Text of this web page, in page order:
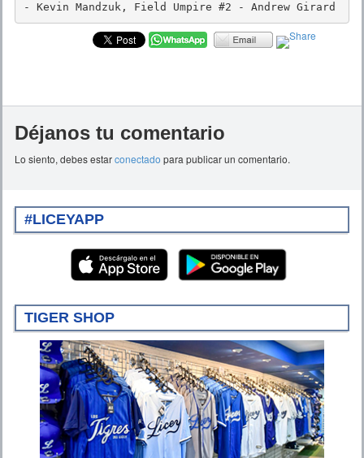
- Kevin Mandzuk, Field Umpire #2 - Andrew Girard
Déjanos tu comentario
Lo siento, debes estarconectado para publicar un comentario.
#LICEYAPP
TIGER SHOP